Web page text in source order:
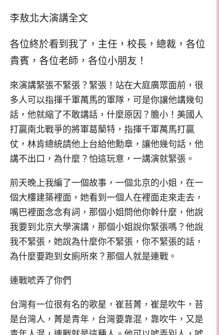
李敖北大演講全文
各位終於看到我了，主任，校長，總裁，各位
貴賓，各位老師，各位小朋友！
來演講緊張不緊張？緊張！站在大庭廣眾面前，很
多人可以指揮千軍萬馬的軍隊，可是你讓他講幾句
話，他就縮了不敢講話，什麼原因？膽小！美國人
打贏南北戰爭的將軍葛蘭特，指揮千軍萬馬打贏
仗，林肯總統請他上台給他勳章，讓他幾句話，他
講不出口，為什麼？怕這玩意，一講演就緊張。
前天晚上我編了一個故事，一個北京的小姐，在一
個大樓建築裡面，她看到一個人在裡面走來走去，
嘴巴裡面念念有詞，那個小姐問他你幹什麼，他說
我要到北京大學演講，那個小姐說你緊張嗎？他說
我不緊張，她說為什麼你不緊張，你不緊張的話，
為什麼要跑到女廁所來？那個人就是連戰。
連戰唬弄了你們
台灣有一位很有名的歌星，崔苔菁，崔是吹牛，苔
是台灣人，菁是青年，台灣要靠混，靠吹牛，又是